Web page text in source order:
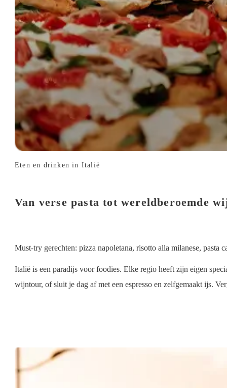
Eten en drinken in Italië
Van verse pasta tot wereldberoemde
Must-try gerechten: pizza napoletana, risotto alla milanese, pasta
Italië is een paradijs voor foodies. Elke regio heeft zijn eigen
wijntour, of sluit je dag af met een espresso en zelfgemaakt ijs.